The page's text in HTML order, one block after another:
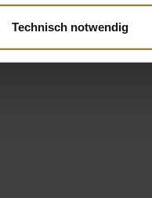
Technisch notwendig